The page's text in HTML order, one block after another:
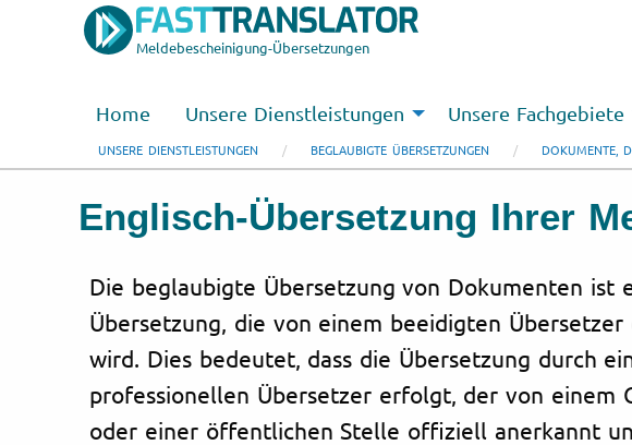
Meldebescheinigung-Übersetzungen
Home Unsere Dienstleistungen Unsere Fachgebiete
UNSERE DIENSTLEISTUNGEN BEGLAUBIGTE ÜBERSETZUNGEN DOKUMENTE,
Englisch-Übersetzung Ihrer
Die beglaubigte Übersetzung von Dokumenten ist
Übersetzung, die von einem beeidigten
wird. Dies bedeutet, dass die Übersetzung durch
professionellen Übersetzer erfolgt, der von einem
oder einer öffentlichen Stelle offiziell anerkannt